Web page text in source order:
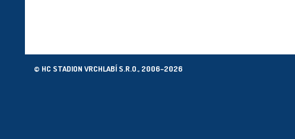
© HC STADION VRCHLABÍ S.R.O., 2006–2026